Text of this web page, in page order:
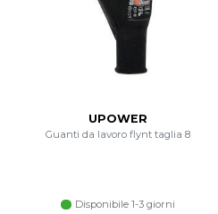
UPOWER
Guanti da lavoro flynt taglia 8
Disponibile 1-3 giorni